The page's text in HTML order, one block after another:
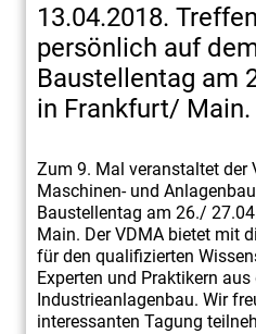
13.04.2018.
persönlich auf
Baustellentag am
in Frankfurt/ Main.
Zum 9. Mal veranstaltet der
Maschinen- und
Baustellentag am 26./
Main. Der VDMA bietet mit
für den qualifizierten
Experten und Praktikern aus
Industrieanlagenbau. Wir
interessanten Tagung